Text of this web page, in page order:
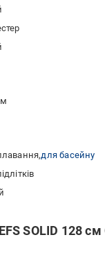
для басейну
SOLID 128